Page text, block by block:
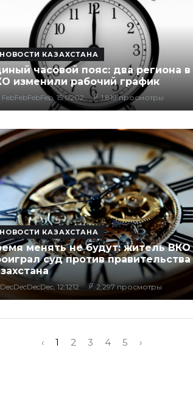
НОВОСТИ КАЗАХСТАНА
часовой пояс: два региона в
изменили рабочий график
15:0202 1,819 просмотры
НОВОСТИ КАЗАХСТАНА
менять не будут: житель ВКО
суд против правительства
12:1212 2,297 просмотры
‹ 1 2 3 4 5 ›